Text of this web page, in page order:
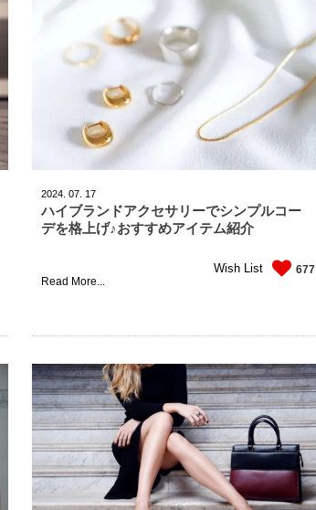
2024. 07. 17
ハイブランドアクセサリーでシンプルコー
デを格上げ♪おすすめアイテム紹介
Read More...
677
Wish List